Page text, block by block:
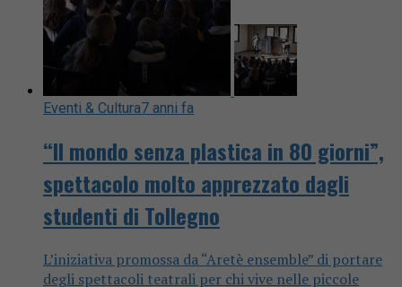
Eventi & Cultura7 anni fa
“Il mondo senza plastica in 80 giorni”,
spettacolo molto apprezzato dagli
studenti di Tollegno
L’iniziativa promossa da “Aretè ensemble” di portare
degli spettacoli teatrali per chi vive nelle piccole